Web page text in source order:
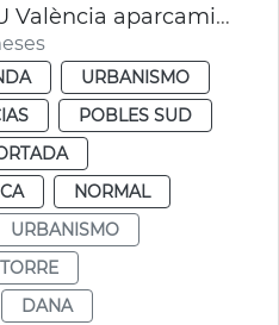
Modificación PGOU València aparcamientos altura la Torre
URBANISMO
POBLES SUD
NORMAL
URBANISMO
DANA